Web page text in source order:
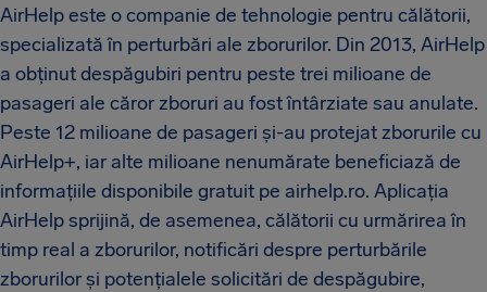
AirHelp este o companie de tehnologie pentru călătorii,
specializată în perturbări ale zborurilor. Din 2013, AirHelp
a obținut despăgubiri pentru peste trei milioane de
pasageri ale căror zboruri au fost întârziate sau anulate.
Peste 12 milioane de pasageri și-au protejat zborurile cu
AirHelp+, iar alte milioane nenumărate beneficiază de
informațiile disponibile gratuit pe airhelp.ro. Aplicația
AirHelp sprijină, de asemenea, călătorii cu urmărirea în
timp real a zborurilor, notificări despre perturbările
zborurilor și potențialele solicitări de despăgubire,